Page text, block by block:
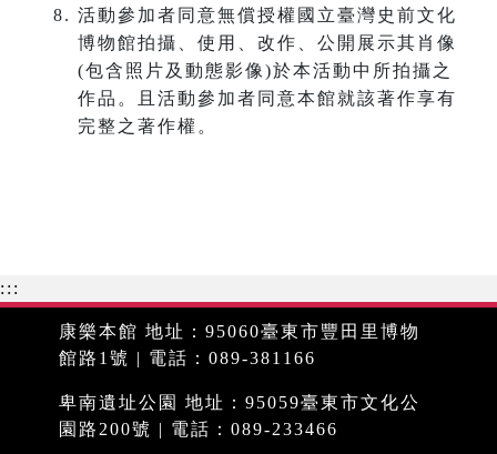
活動參加者同意無償授權國立臺灣史前文化
博物館拍攝、使用、改作、公開展示其肖像
(包含照片及動態影像)於本活動中所拍攝之
作品。且活動參加者同意本館就該著作享有
完整之著作權。
:::
康樂本館 地址：95060臺東市豐田里博物
館路1號 | 電話：089-381166
卑南遺址公園 地址：95059臺東市文化公
園路200號 | 電話：089-233466